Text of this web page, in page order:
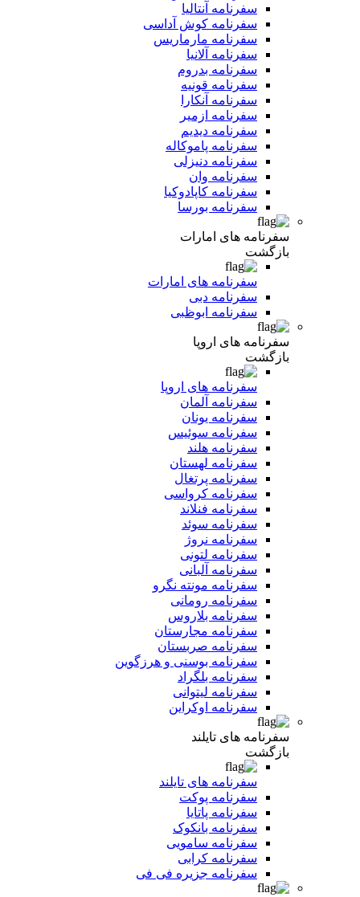
سفرنامه آنتالیا
سفرنامه کوش آداسی
سفرنامه مارماریس
سفرنامه آلانیا
سفرنامه بدروم
سفرنامه قونیه
سفرنامه آنکارا
سفرنامه ازمیر
سفرنامه دیدیم
سفرنامه پاموکاله
سفرنامه دنیزلی
سفرنامه وان
سفرنامه کاپادوکیا
سفرنامه بورسا
سفرنامه های امارات
بازگشت
سفرنامه های امارات
سفرنامه دبی
سفرنامه ابوظبی
سفرنامه های اروپا
بازگشت
سفرنامه های اروپا
سفرنامه آلمان
سفرنامه یونان
سفرنامه سوئیس
سفرنامه هلند
سفرنامه لهستان
سفرنامه پرتغال
سفرنامه کرواسی
سفرنامه فنلاند
سفرنامه سوئد
سفرنامه نروژ
سفرنامه لتونی
سفرنامه آلبانی
سفرنامه مونته نگرو
سفرنامه رومانی
سفرنامه بلاروس
سفرنامه مجارستان
سفرنامه صربستان
سفرنامه بوسنی و هرزگوین
سفرنامه بلگراد
سفرنامه لیتوانی
سفرنامه اوکراین
سفرنامه های تایلند
بازگشت
سفرنامه های تایلند
سفرنامه پوکت
سفرنامه پاتایا
سفرنامه بانکوک
سفرنامه سامویی
سفرنامه کرابی
سفرنامه جزیره فی فی